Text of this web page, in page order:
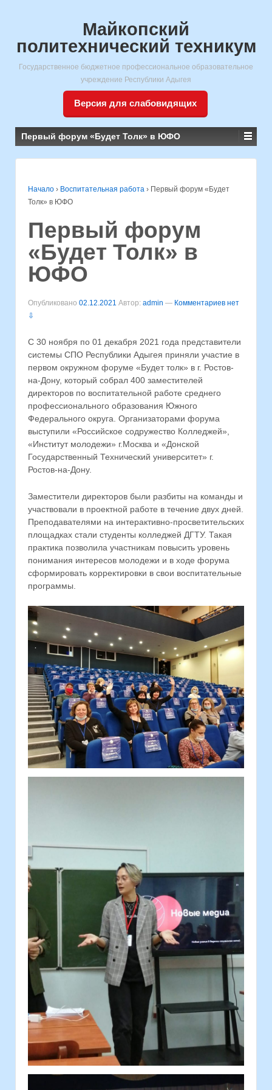
Майкопский
политехнический техникум
Государственное бюджетное профессиональное образовательное
учреждение Республики Адыгея
Версия для слабовидящих
Первый форум «Будет Толк» в ЮФО
Начало › Воспитательная работа › Первый форум «Будет
Толк» в ЮФО
Первый форум
«Будет Толк» в
ЮФО
Опубликовано 02.12.2021 Автор: admin — Комментариев нет
⇩
С 30 ноября по 01 декабря 2021 года представители
системы СПО Республики Адыгея приняли участие в
первом окружном форуме «Будет толк» в г. Ростов-
на-Дону, который собрал 400 заместителей
директоров по воспитательной работе среднего
профессионального образования Южного
Федерального округа. Организаторами форума
выступили «Российское содружество Колледжей»,
«Институт молодежи» г.Москва и «Донской
Государственный Технический университет» г.
Ростов-на-Дону.
Заместители директоров были разбиты на команды и
участвовали в проектной работе в течение двух дней.
Преподавателями на интерактивно-просветительских
площадках стали студенты колледжей ДГТУ. Такая
практика позволила участникам повысить уровень
понимания интересов молодежи и в ходе форума
сформировать корректировки в свои воспитательные
программы.